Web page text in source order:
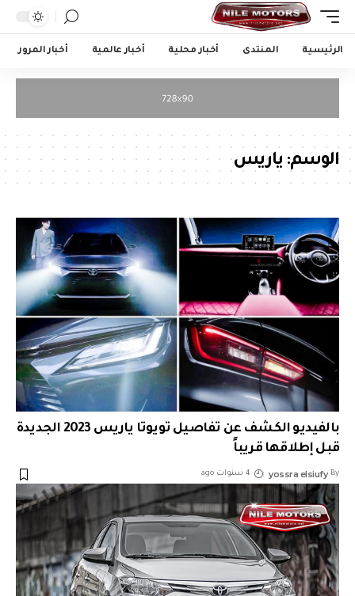
الرئيسية المنتدى أخبار محلية أخبار عالمية أخبار المرور
الوسم: ياريس
بالفيديو الكشف عن تفاصيل تويوتا ياريس 2023 الجديدة
قبل إطلاقها قريباً
By
yossra elsiufy 4 سنوات ago